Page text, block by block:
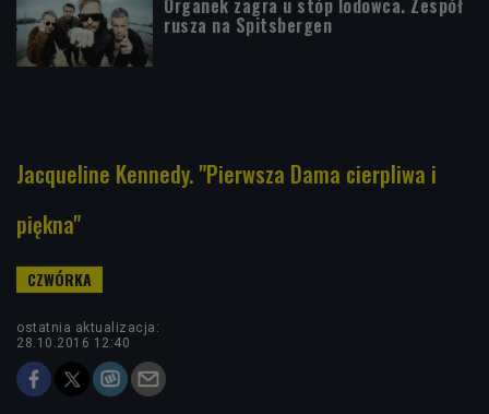
rusza na Spitsbergen
Jacqueline Kennedy. "Pierwsza Dama cierpliwa i
piękna"
ostatnia aktualizacja:
28.10.2016 12:40